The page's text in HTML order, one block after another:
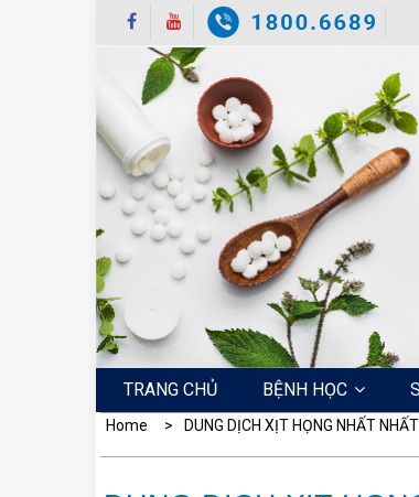
Skip
content
TRANG CHỦ BỆNH HỌC
Home DUNG DỊCH XỊT HỌNG NHẤT